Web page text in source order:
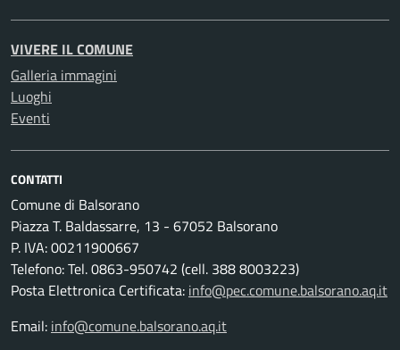
VIVERE IL COMUNE
Galleria immagini
Luoghi
Eventi
CONTATTI
Comune di Balsorano
Piazza T. Baldassarre, 13 - 67052 Balsorano
P. IVA: 00211900667
Telefono: Tel. 0863-950742 (cell. 388 8003223)
Posta Elettronica Certificata: info@pec.comune.balsorano.aq.it
Email: info@comune.balsorano.aq.it